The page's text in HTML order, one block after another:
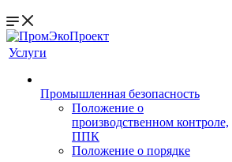
Услуги
Промышленная безопасность
Положение о
производственном контроле,
ППК
Положение о порядке